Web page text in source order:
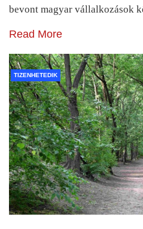
bevont magyar vállalkozások
Read More
TIZENHETEDIK